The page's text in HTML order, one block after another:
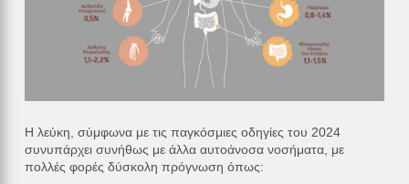
Η λεύκη, σύμφωνα με τις παγκόσμιες οδηγίες του 2024
συνυπάρχει συνήθως με άλλα αυτοάνοσα νοσήματα, με
πολλές φορές δύσκολη πρόγνωση όπως: